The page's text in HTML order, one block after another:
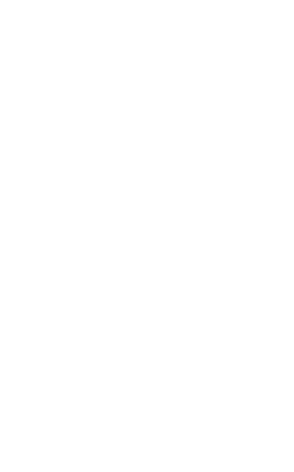
niet? Geen
Brabant en
precies bij jullie
jullie droombruiloft.
ideeën of de
je klaar. Neem je
erg mooi. Geniet
professionals op
dag te